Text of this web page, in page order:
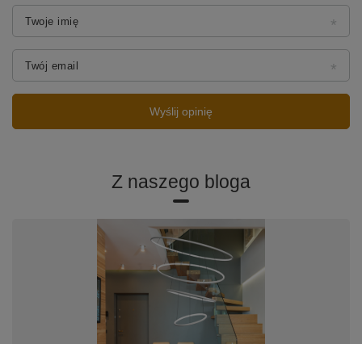
Twoje imię
Twój email
Wyślij opinię
Z naszego bloga